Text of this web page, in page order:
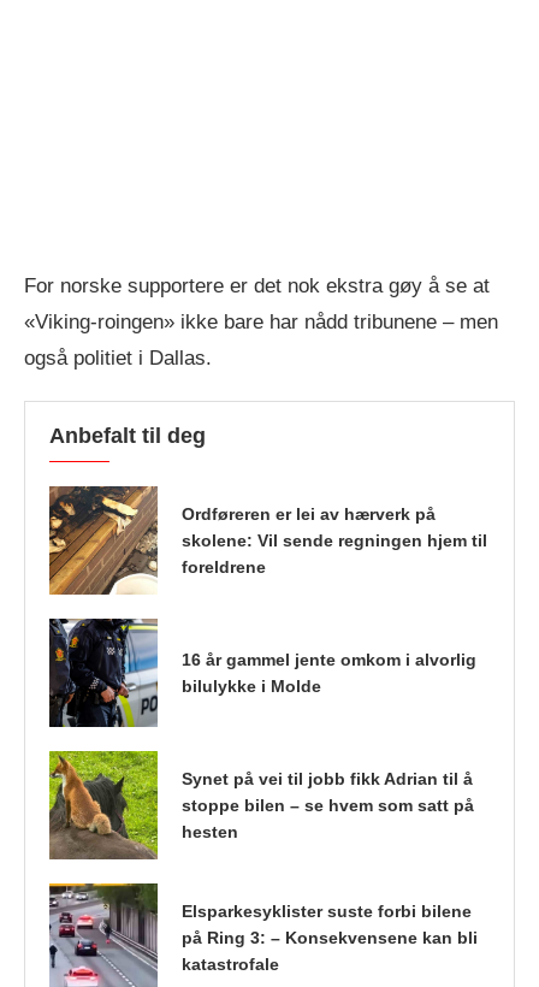
For norske supportere er det nok ekstra gøy å se at
«Viking-roingen» ikke bare har nådd tribunene – men
også politiet i Dallas.
Anbefalt til deg
Ordføreren er lei av hærverk på
skolene: Vil sende regningen hjem til
foreldrene
16 år gammel jente omkom i alvorlig
bilulykke i Molde
Synet på vei til jobb fikk Adrian til å
stoppe bilen – se hvem som satt på
hesten
Elsparkesyklister suste forbi bilene
på Ring 3: – Konsekvensene kan bli
katastrofale